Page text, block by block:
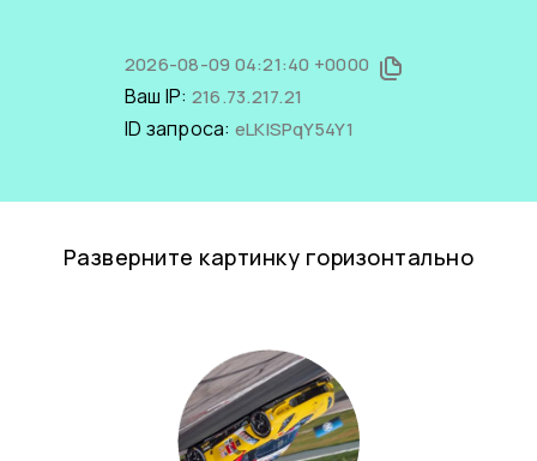
2026-08-09 04:21:40 +0000
Ваш IP: 216.73.217.21
ID запроса: eLKISPqY54Y1
Разверните картинку горизонтально